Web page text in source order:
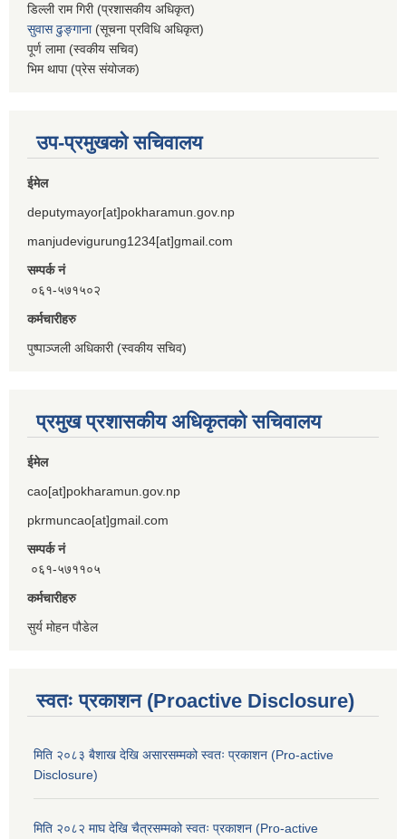
डिल्ली राम गिरी (प्रशासकीय अधिकृत)
सुवास ढुङ्गाना(सूचना प्रविधि अधिकृत)
पूर्ण लामा (स्वकीय सचिव)
भिम थापा (प्रेस संयोजक)
उप-प्रमुखको सचिवालय
ईमेल
deputymayor[at]pokharamun.gov.np
manjudevigurung1234[at]gmail.com
सम्पर्क नं
०६१-५७१५०२
कर्मचारीहरु
पुष्पाञ्जली अधिकारी (स्वकीय सचिव)
प्रमुख प्रशासकीय अधिकृतको सचिवालय
ईमेल
cao[at]pokharamun.gov.np
pkrmuncao[at]gmail.com
सम्पर्क नं
०६१-५७११०५
कर्मचारीहरु
सुर्य मोहन पौडेल
स्वतः प्रकाशन (Proactive Disclosure)
मिति २०८३ बैशाख देखि असारसम्मको स्वतः प्रकाशन (Pro-active
Disclosure)
मिति २०८२ माघ देखि चैत्रसम्मको स्वतः प्रकाशन (Pro-active